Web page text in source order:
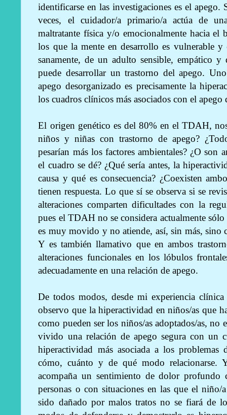
identificarse en las investigaciones es el apego.
veces, el cuidador/a primario/a actúa de
maltratante física y/o emocionalmente hacia el
los que la mente en desarrollo es vulnerable y
sanamente, de un adulto sensible, empático
puede desarrollar un trastorno del apego.
apego desorganizado es precisamente la
los cuadros clínicos más asociados con el
El origen genético es del 80% en el TDAH,
niños y niñas con trastorno de apego?
pesarían más los factores ambientales? ¿O son
el cuadro se dé? ¿Qué sería antes, la
causa y qué es consecuencia? ¿Coexisten
tienen respuesta. Lo que sí se observa si se
alteraciones comparten dificultades con la
pues el TDAH no se considera actualmente
es muy movido y no atiende, así, sin más,
Y es también llamativo que en ambos
alteraciones funcionales en los lóbulos
adecuadamente en una relación de apego.
De todos modos, desde mi experiencia
observo que la hiperactividad en niños/as que
como pueden ser los niños/as adoptados/as, no
vivido una relación de apego segura con un
hiperactividad más asociada a los problemas
cómo, cuánto y de qué modo relacionarse.
acompaña un sentimiento de dolor profundo
personas o con situaciones en las que el niño/
sido dañado por malos tratos no se fiará de